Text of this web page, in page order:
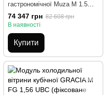
гастрономічної Muza M 1.5
UBC
74 347 грн 82 608 грн
В наявності
Купити